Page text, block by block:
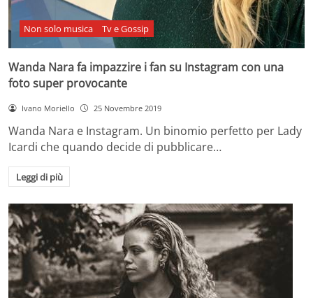
Non solo musica Tv e Gossip
Wanda Nara fa impazzire i fan su Instagram con una
foto super provocante
Ivano Moriello 25 Novembre 2019
Wanda Nara e Instagram. Un binomio perfetto per Lady
Icardi che quando decide di pubblicare…
Leggi di più